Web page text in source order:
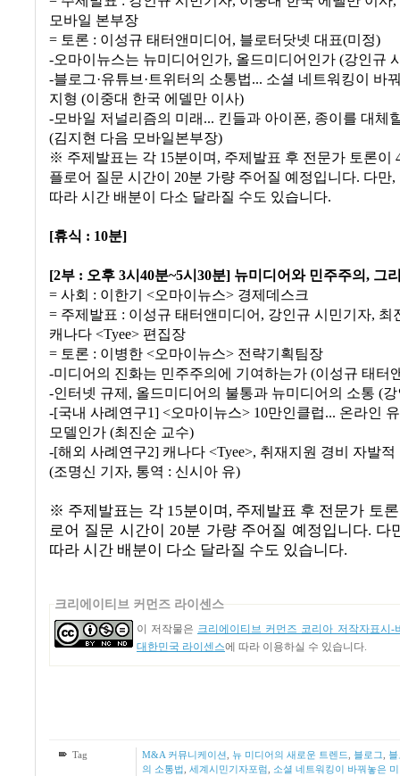
모바일 본부장
= 토론 : 이성규 태터앤미디어, 블로터닷넷 대표(미정)
-오마이뉴스는 뉴미디어인가, 올드미디어인가 (강인규
-블로그·유튜브·트위터의 소통법... 소셜 네트워킹이 바
지형 (이중대 한국 에델만 이사)
-모바일 저널리즘의 미래... 킨들과 아이폰, 종이를 대체
(김지현 다음 모바일본부장)
※ 주제발표는 각 15분이며, 주제발표 후 전문가 토론이
플로어 질문 시간이 20분 가량 주어질 예정입니다. 다만
따라 시간 배분이 다소 달라질 수도 있습니다.
[휴식 : 10분]
[2부 : 오후 3시40분~5시30분] 뉴미디어와 민주주의, 그
= 사회 : 이한기 <오마이뉴스> 경제데스크
= 주제발표 : 이성규 태터앤미디어, 강인규 시민기자, 최
캐나다 <Tyee> 편집장
= 토론 : 이병한 <오마이뉴스> 전략기획팀장
-미디어의 진화는 민주주의에 기여하는가 (이성규 태터
-인터넷 규제, 올드미디어의 불통과 뉴미디어의 소통 (
-[국내 사례연구1] <오마이뉴스> 10만인클럽... 온라인
모델인가 (최진순 교수)
-[해외 사례연구2] 캐나다 <Tyee>, 취재지원 경비 자발
(조명신 기자, 통역 : 신시아 유)
※ 주제발표는 각 15분이며, 주제발표 후 전문가 토
로어 질문 시간이 20분 가량 주어질 예정입니다. 다
따라 시간 배분이 다소 달라질 수도 있습니다.
크리에이티브 커먼즈 라이센스
이 저작물은 크리에이티브 커먼즈 코리아 저작자표시-
대한민국 라이센스에 따라 이용하실 수 있습니다.
Tag M&A 커뮤니케이션 뉴 미디어의 새로운 트렌드 블로그 블
의 소통법 세계시민기자포럼
소셜 네트워킹이 바꿔놓은